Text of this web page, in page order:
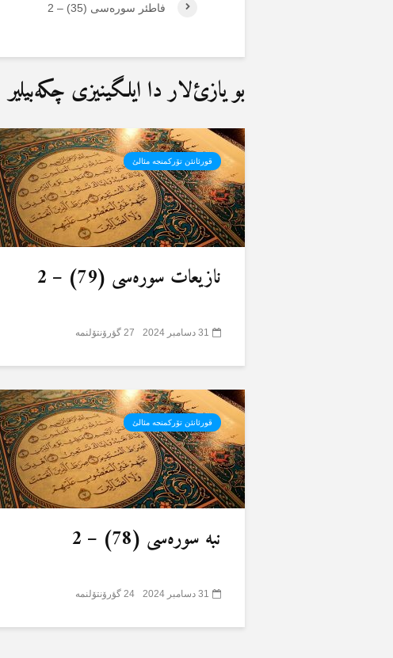
فاطئر سورەسی (35) – 2
بو یازئ‌لار دا ایلگینیزی چکەبیلیر
قورئانئن تۆرکمنجە مئالئ
نازیعات سورەسی (79) – 2
31 دسامبر 2024 27 گؤرۆنتۆلنمە
قورئانئن تۆرکمنجە مئالئ
نبە سورەسی (78) – 2
31 دسامبر 2024 24 گؤرۆنتۆلنمە